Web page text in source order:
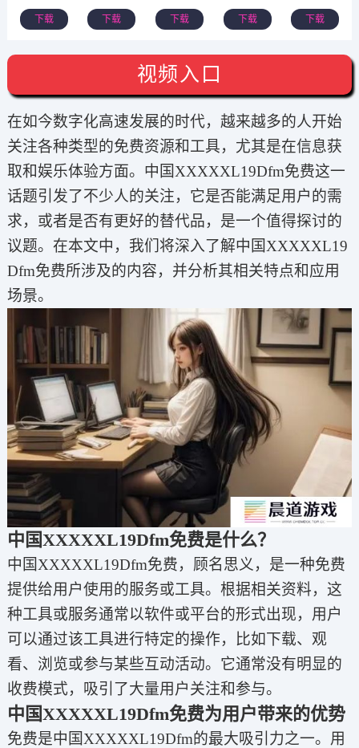
下载 下载 下载 下载 下载
视频入口
在如今数字化高速发展的时代，越来越多的人开始
关注各种类型的免费资源和工具，尤其是在信息获
取和娱乐体验方面。中国XXXXXL19Dfm免费这一
话题引发了不少人的关注，它是否能满足用户的需
求，或者是否有更好的替代品，是一个值得探讨的
议题。在本文中，我们将深入了解中国XXXXXL19
Dfm免费所涉及的内容，并分析其相关特点和应用
场景。
中国XXXXXL19Dfm免费是什么？
中国XXXXXL19Dfm免费，顾名思义，是一种免费
提供给用户使用的服务或工具。根据相关资料，这
种工具或服务通常以软件或平台的形式出现，用户
可以通过该工具进行特定的操作，比如下载、观
看、浏览或参与某些互动活动。它通常没有明显的
收费模式，吸引了大量用户关注和参与。
中国XXXXXL19Dfm免费为用户带来的优势
免费是中国XXXXXL19Dfm的最大吸引力之一。用